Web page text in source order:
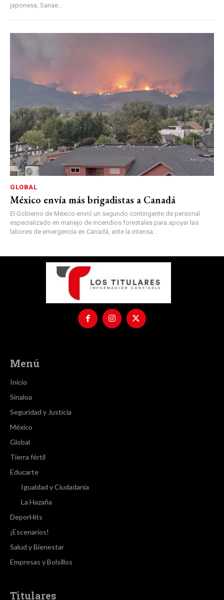
japonesa, Sanae...
GLOBAL
México envía más brigadistas a Canadá
El Gobierno de México envió un segundo contingente de personal
especializado en manejo de incendios forestales para apoyar las
labores de emergencia en Canadá, ante la intensa...
Menú
Inicio
Sinaloa
Seguridad y Justicia
México
Global
Tierra fértil
Educarte
Igualdad y Ciudadanía
La Hazaña
DeporHits
¡Escenarios!
Salud y Bienestar
Empresas y Bolsillos
Titulares